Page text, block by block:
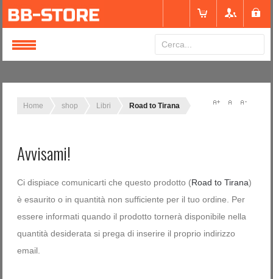
Home shop Libri Road to Tirana
Avvisami!
Ci dispiace comunicarti che questo prodotto (Road to Tirana)
è esaurito o in quantità non sufficiente per il tuo ordine. Per
essere informati quando il prodotto tornerà disponibile nella
quantità desiderata si prega di inserire il proprio indirizzo
email.
Login
Password
Ricordami